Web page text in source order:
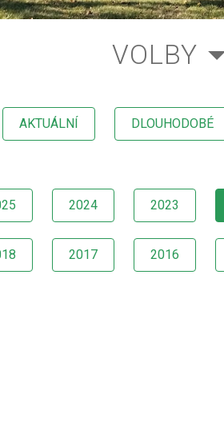
VOLBY
AKTUÁLNÍ DLOUHODOBÉ
2024 2023
2017 2016